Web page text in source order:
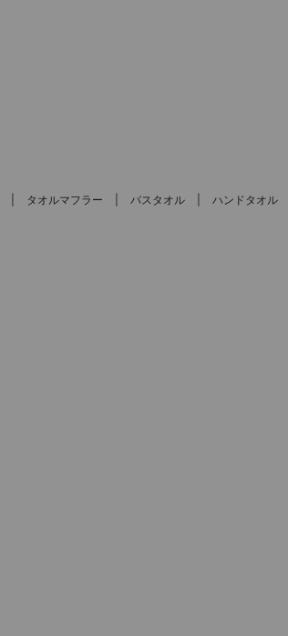
タオルマフラー バスタオル ハンドタオル